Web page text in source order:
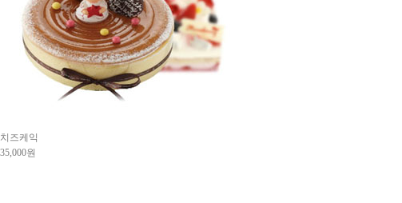
치즈케익
35,000원